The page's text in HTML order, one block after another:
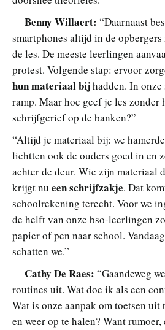
Benny Willaert: “Daarnaast
smartphones altijd in de
de les. De meeste leerlingen
protest. Volgende stap: ervoor
hun materiaal bijhadden. In
ramp. Maar hoe geef je les zonder
schrijfgerief op de banken?”
“Altijd je materiaal bij: we
lichtten ook de ouders goed in en
achter de deur. Wie zijn materiaal
krijgt nu eenschrijfzakje. Dat
schoolrekening terecht. Voor we
de helft van onze bso-leerlingen
papier of pen naar school.
schatten we.”
Cathy De Raes: “Gaandeweg
routines uit. Wat doe ik als een
Wat is onze aanpak om toetsen uit
en weer op te halen? Want rumoer,